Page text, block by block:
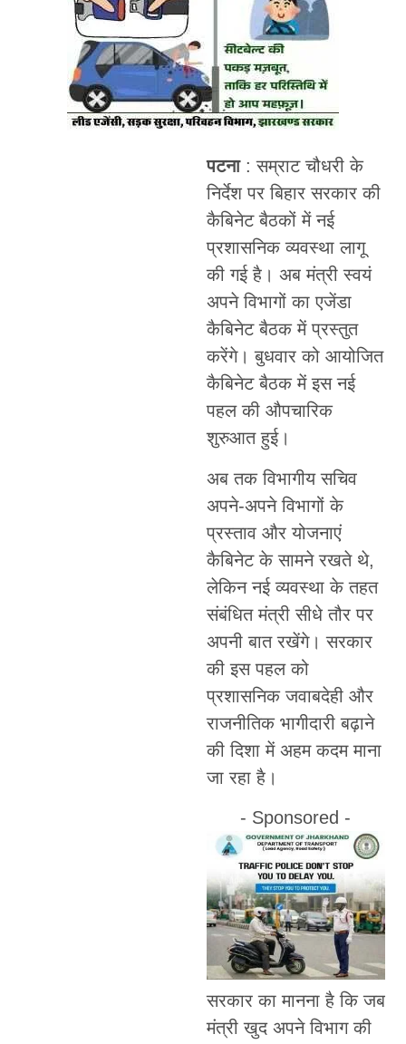
पटना: सम्राट चौधरी के
निर्देश पर बिहार सरकार की
कैबिनेट बैठकों में नई
प्रशासनिक व्यवस्था लागू
की गई है। अब मंत्री स्वयं
अपने विभागों का एजेंडा
कैबिनेट बैठक में प्रस्तुत
करेंगे। बुधवार को आयोजित
कैबिनेट बैठक में इस नई
पहल की औपचारिक
शुरुआत हुई।
अब तक विभागीय सचिव
अपने-अपने विभागों के
प्रस्ताव और योजनाएं
कैबिनेट के सामने रखते थे,
लेकिन नई व्यवस्था के तहत
संबंधित मंत्री सीधे तौर पर
अपनी बात रखेंगे। सरकार
की इस पहल को
प्रशासनिक जवाबदेही और
राजनीतिक भागीदारी बढ़ाने
की दिशा में अहम कदम माना
जा रहा है।
- Sponsored -
सरकार का मानना है कि जब
मंत्री खुद अपने विभाग की